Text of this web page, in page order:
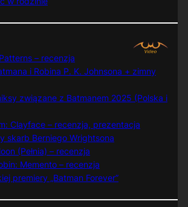
– recenzja
i Robina P. K. Johnsona + zimny
związane z Batmanem 2025 (Polska i
Clayface – recenzja, prezentacja
skarb Berniego Wrightsona
(Pełnia) – recenzja
Memento – recenzja
premiery „Batman Forever”